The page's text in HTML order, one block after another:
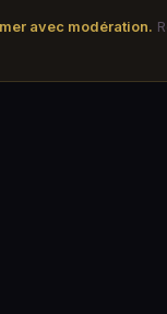
avec modération.